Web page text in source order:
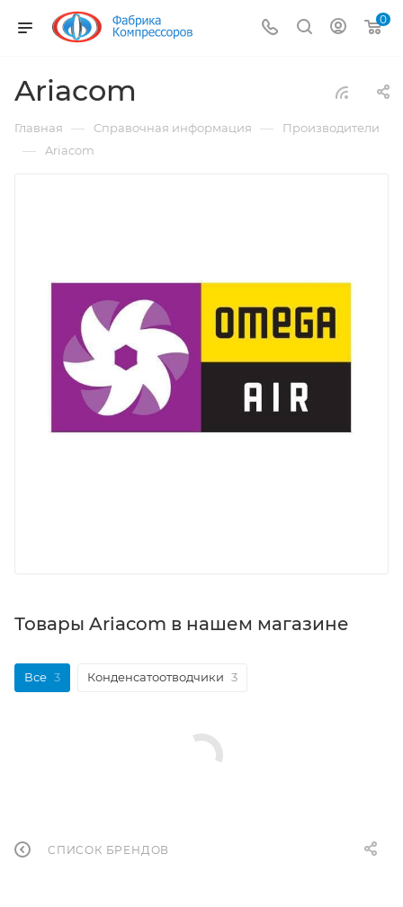
0
Ariacom
Главная — Справочная информация — Производители
— Ariacom
Товары Ariacom в нашем магазине
Все 3 Конденсатоотводчики 3
СПИСОК БРЕНДОВ